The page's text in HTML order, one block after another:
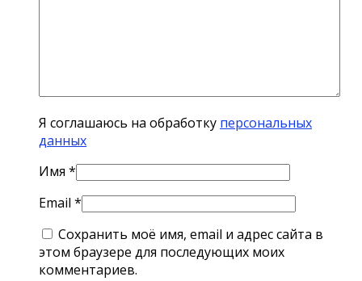
Я соглашаюсь на обработку персональных
данных
Имя *
Email *
Сохранить моё имя, email и адрес сайта в
этом браузере для последующих моих
комментариев.